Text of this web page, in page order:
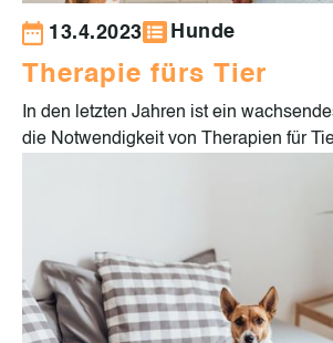
13.4.2023 Hunde
Therapie fürs Tier
In den letzten Jahren ist ein
die Notwendigkeit von Therapien für